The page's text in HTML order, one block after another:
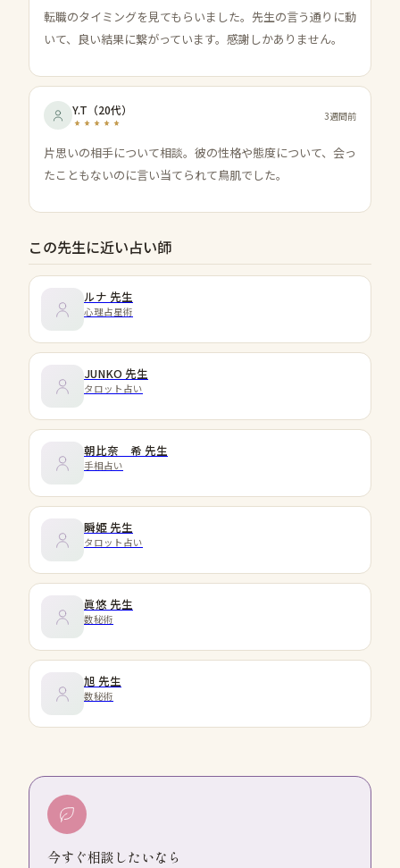
転職のタイミングを見てもらいました。先生の言う通りに動
いて、良い結果に繋がっています。感謝しかありません。
Y.T （20代） 3週間前
片思いの相手について相談。彼の性格や態度について、会っ
たこともないのに言い当てられて鳥肌でした。
この先生に近い占い師
ルナ 先生
心理占星術
JUNKO 先生
タロット占い
朝比奈 希 先生
手相占い
瞬姫 先生
タロット占い
眞悠 先生
数秘術
旭 先生
数秘術
今すぐ相談したいなら